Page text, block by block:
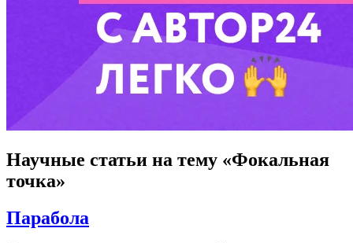
Научные статьи на тему «Фокальная
точка»
Парабола